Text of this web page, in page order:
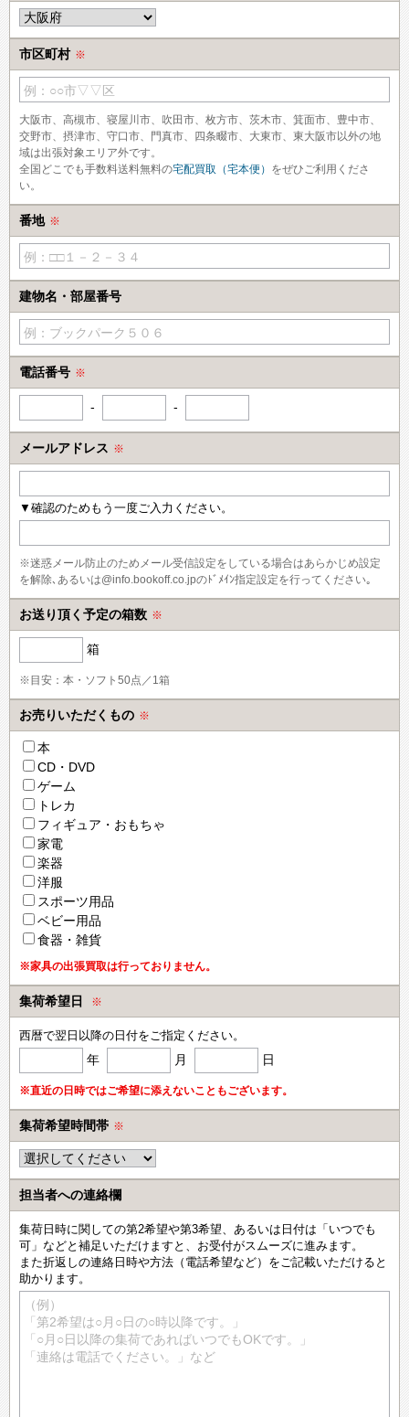
市区町村 ※
例：○○市▽▽区
大阪市、高槻市、寝屋川市、吹田市、枚方市、茨木市、箕面市、豊中市、
交野市、摂津市、守口市、門真市、四条畷市、大東市、東大阪市以外の地
域は出張対象エリア外です。
全国どこでも手数料送料無料の宅配買取（宅本便） をぜひご利用くださ
い。
番地 ※
例：□□１－２－３４
建物名・部屋番号
例：ブックパーク５０６
電話番号 ※
- -
メールアドレス ※
▼確認のためもう一度ご入力ください。
※迷惑メール防止のためメール受信設定をしている場合はあらかじめ設定
を解除､あるいは@info.bookoff.co.jpのﾄﾞﾒｲﾝ指定設定を行ってください｡
お送り頂く予定の箱数 ※
箱
※目安：本・ソフト50点／1箱
お売りいただくもの ※
本
CD・DVD
ゲーム
トレカ
フィギュア・おもちゃ
家電
楽器
洋服
スポーツ用品
ベビー用品
食器・雑貨
※家具の出張買取は行っておりません。
集荷希望日 ※
西暦で翌日以降の日付をご指定ください。
年 月 日
※直近の日時ではご希望に添えないこともございます。
集荷希望時間帯 ※
担当者への連絡欄
集荷日時に関しての第2希望や第3希望、あるいは日付は「いつでも
可」などと補足いただけますと、お受付がスムーズに進みます。
また折返しの連絡日時や方法（電話希望など）をご記載いただけると
助かります。
（例）
「第2希望は○月○日の○時以降です。」
「○月○日以降の集荷であればいつでもOKです。」
「連絡は電話でください。」など